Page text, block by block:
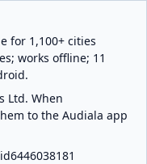
for 1,100+ cities
works offline; 11
Ltd. When
to the Audiala app